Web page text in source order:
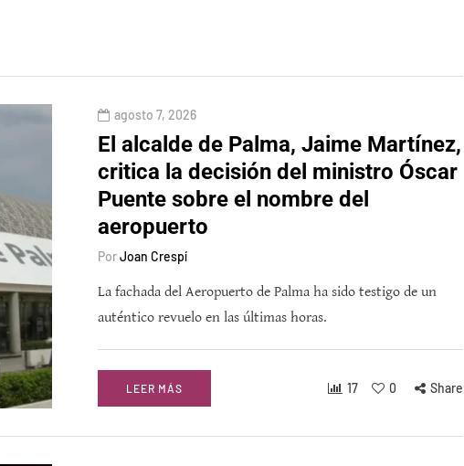
agosto 7, 2026
El alcalde de Palma, Jaime Martínez,
critica la decisión del ministro Óscar
Puente sobre el nombre del
aeropuerto
PorJoan Crespí
La fachada del Aeropuerto de Palma ha sido testigo de un
auténtico revuelo en las últimas horas.
LEER MÁS 17 0 Share